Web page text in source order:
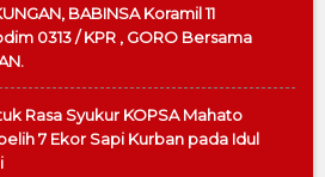
BABINSA Koramil 11
0313 / KPR , GORO Bersama
Rasa Syukur KOPSA Mahato
7 Ekor Sapi Kurban pada Idul